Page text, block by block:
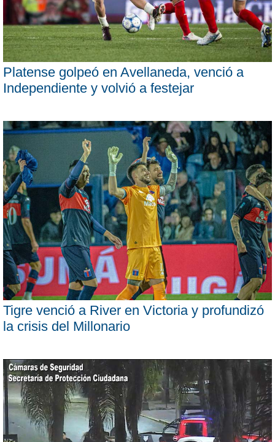
Platense golpeó en Avellaneda, venció a
Independiente y volvió a festejar
Tigre venció a River en Victoria y profundizó
la crisis del Millonario